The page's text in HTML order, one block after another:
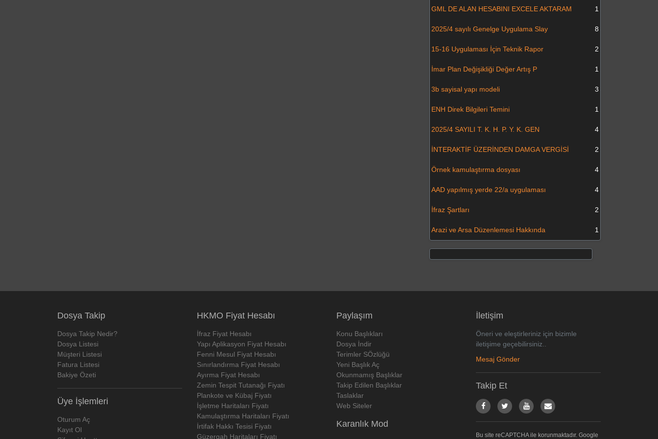
GML DE ALAN HESABINI EXCELE AKTARAM 1
2025/4 sayılı Genelge Uygulama Slay 8
15-16 Uygulaması İçin Teknik Rapor 2
İmar Plan Değişikliği Değer Artış P 1
3b sayisal yapı modeli 3
ENH Direk Bilgileri Temini 1
2025/4 SAYILI T. K. H. P. Y. K. GEN 4
İNTERAKTİF ÜZERİNDEN DAMGA VERGİSİ 2
Örnek kamulaştırma dosyası 4
AAD yapılmış yerde 22/a uygulaması 4
İfraz Şartları 2
Arazi ve Arsa Düzenlemesi Hakkında 1
Dosya Takip
Dosya Takip Nedir?
Dosya Listesi
Müşteri Listesi
Fatura Listesi
Bakiye Özeti
Üye İşlemleri
Oturum Aç
Kayıt Ol
HKMO Fiyat Hesabı
İfraz Fiyat Hesabı
Yapı Aplikasyon Fiyat Hesabı
Fenni Mesul Fiyat Hesabı
Sınırlandırma Fiyat Hesabı
Ayırma Fiyat Hesabı
Zemin Tespit Tutanağı Fiyatı
Plankote ve Kübaj Fiyatı
İşletme Haritaları Fiyatı
Kamulaştırma Haritaları Fiyatı
İrtifak Hakkı Tesisi Fiyatı
Güzergah Haritaları Fiyatı
Paylaşım
Konu Başlıkları
Dosya İndir
Terimler SÖzlüğü
Yeni Başlık Aç
Okunmamış Başlıklar
Takip Edilen Başlıklar
Taslaklar
Web Siteler
Karanlık Mod
İletişim
Öneri ve eleştirleriniz için bizimle
iletişime geçebilirsiniz..
Mesaj Gönder
Takip Et
Bu site reCAPTCHA ile korunmaktadır. Google